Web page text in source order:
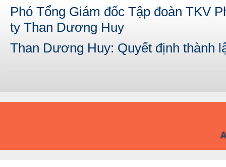
Phó Tổng Giám đốc Tập đoàn TKV
ty Than Dương Huy
Than Dương Huy: Quyết định thành